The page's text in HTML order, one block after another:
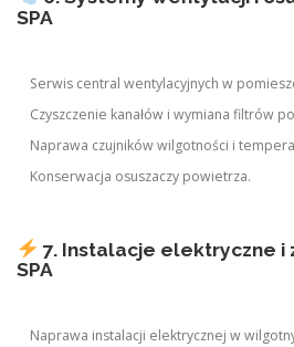
SPA
Serwis central wentylacyjnych w
Czyszczenie kanałów i wymiana filtrów
Naprawa czujników wilgotności i
Konserwacja osuszaczy powietrza.
7. Instalacje elektryczne i
SPA
Naprawa instalacji elektrycznej w